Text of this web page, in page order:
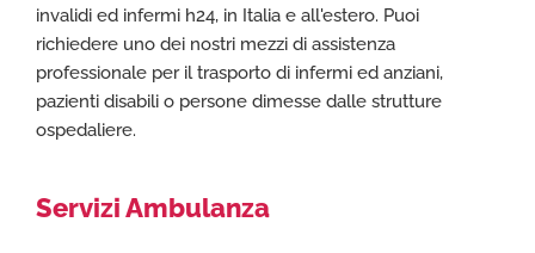
invalidi ed infermi h24, in Italia e all'estero. Puoi
richiedere uno dei nostri mezzi di assistenza
professionale per il trasporto di infermi ed anziani,
pazienti disabili o persone dimesse dalle strutture
ospedaliere.
Servizi Ambulanza